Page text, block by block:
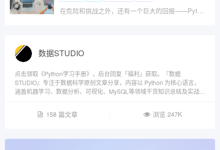
在危险和挑战之外，还有一个巨大的回报——Python 最终支持了程序员在 21 世纪所期望的并行性
数据STUDIO
点击领取《Python学习手册》，后台回复「福利」获取。『数据
STUDIO』专注于数据科学原创文章分享，内容以 Python 为核心语言，
涵盖机器学习、数据分析、可视化、MySQL等领域干货知识总结及实战项
158 篇文章 浏览 247K